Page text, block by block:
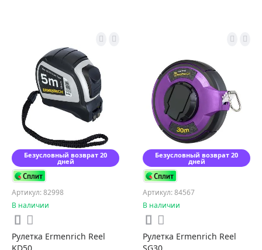
Безусловный возврат 20
дней
Артикул: 82998
В наличии
Рулетка Ermenrich Reel
Безусловный возврат 20
дней
Артикул: 84567
В наличии
Рулетка Ermenrich Reel